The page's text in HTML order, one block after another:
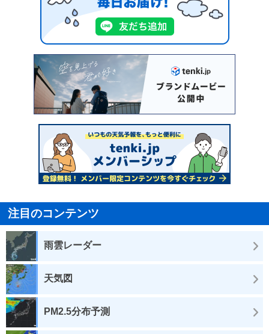
注目のコンテンツ
雨雲レーダー
天気図
PM2.5分布予測